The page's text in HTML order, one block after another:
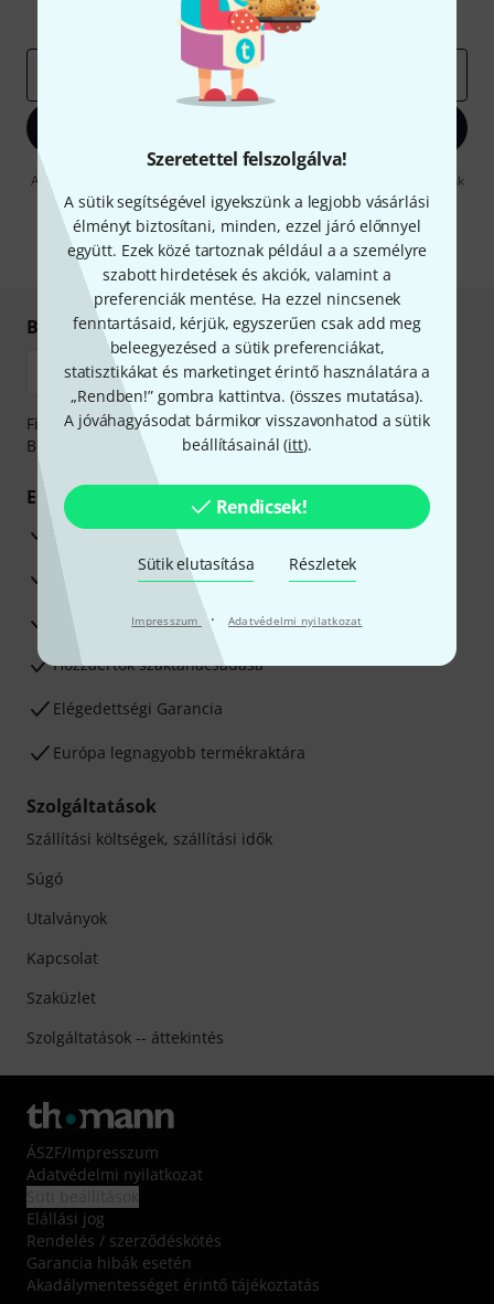
Szeretettel felszolgálva!
A sütik segítségével igyekszünk a legjobb vásárlási
élményt biztosítani, minden, ezzel járó előnnyel
együtt. Ezek közé tartoznak például a a személyre
szabott hirdetések és akciók, valamint a
preferenciák mentése. Ha ezzel nincsenek
fenntartásaid, kérjük, egyszerűen csak add meg
beleegyezésed a sütik preferenciákat,
statisztikákat és marketinget érintő használatára a
„Rendben!” gombra kattintva. (összes mutatása).
A jóváhagyásodat bármikor visszavonhatod a sütik
beállításainál (itt).
Rendicsek!
Sütik elutasítása Részletek
Impresszum · Adatvédelmi nyilatkozat
Inspiráló gondolatok
Akciók
A "Bejelentkezés" gombra kattintva elfogadja, hogy e-mailben küldjünk
önnek hirdetéseket. Bármikor leiratkozhat erről. A hírlevélről további
információkat az
data protection guideline
-ben talál.
* Kitöltés kötelező
Biztonságos vásárlás és fizetés
Fizessen biztonságosan, titkosítással: Banki átutalás vagy
Betéti- vagy hitelkártya segítségével
Előnyök
3 éves Thomann-garancia
30 napos pénzvisszafizetési garancia
Javítás/Szervizelés
Hozzáértők szaktanácsadása
Elégedettségi Garancia
Európa legnagyobb termékraktára
Szolgáltatások
Szállítási költségek, szállítási idők
Súgó
Utalványok
Kapcsolat
Szaküzlet
Szolgáltatások -- áttekintés
ÁSZF/Impresszum
Adatvédelmi nyilatkozat
Elállási jog
Rendelés / szerződéskötés
Garancia hibák esetén
Akadálymentességet érintő tájékoztatás